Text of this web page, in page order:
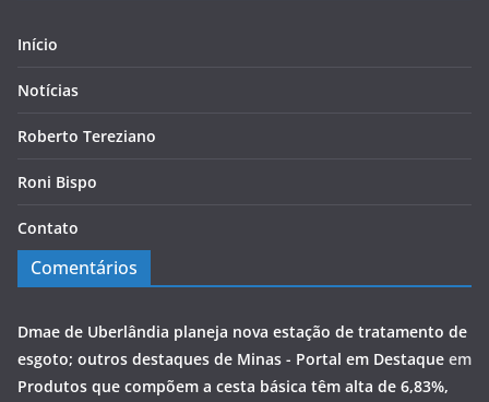
Início
Notícias
Roberto Tereziano
Roni Bispo
Contato
Comentários
Dmae de Uberlândia planeja nova estação de tratamento de
esgoto; outros destaques de Minas - Portal em Destaque em
Produtos que compõem a cesta básica têm alta de 6,83%,